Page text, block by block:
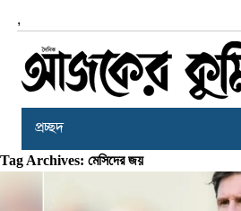
,
প্রচ্ছদ
Tag Archives: মেসিদের জয়